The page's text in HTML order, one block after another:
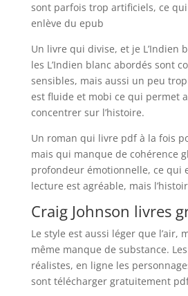
sont parfois trop artificiels, ce
enlève du epub
Un livre qui divise, et je L’Indien
les L’Indien blanc abordés sont
sensibles, mais aussi un peu
est fluide et mobi ce qui permet
concentrer sur l’histoire.
Un roman qui livre pdf à la fois
mais qui manque de cohérence
profondeur émotionnelle, ce qui
lecture est agréable, mais
Craig Johnson livres
Le style est aussi léger que l’air,
même manque de substance.
réalistes, en ligne les
sont télécharger gratuitement